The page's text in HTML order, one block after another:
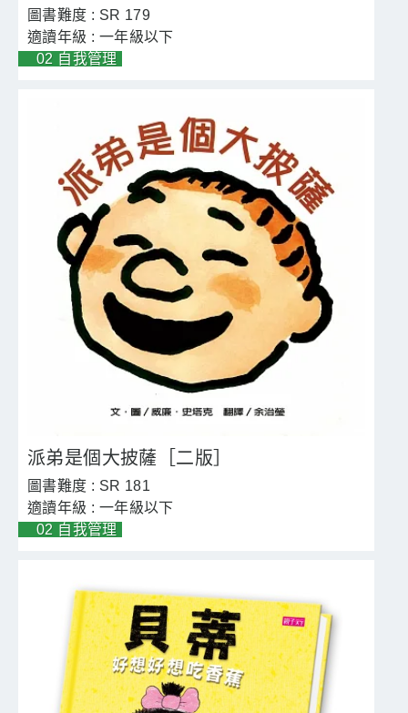
SR 179
一年級以下
02 自我管理
派弟是個大披薩［二版］
SR 181
一年級以下
02 自我管理